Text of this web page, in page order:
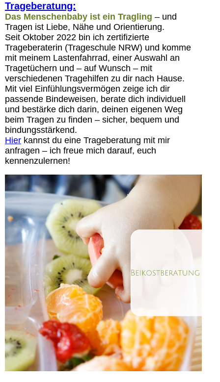
Trageberatung:
Das Menschenbaby ist ein Tragling – und
Tragen ist Liebe, Nähe und Orientierung.
Seit Oktober 2022 bin ich zertifizierte
Trageberaterin (Trageschule NRW) und komme
mit meinem Lastenfahrrad, einer Auswahl an
Tragetüchern und – auf Wunsch – mit
verschiedenen Tragehilfen zu dir nach Hause.
Mit viel Einfühlungsvermögen zeige ich dir
passende Bindeweisen, berate dich individuell
und bestärke dich darin, deinen eigenen Weg
beim Tragen zu finden – sicher, bequem und
bindungsstärkend.
Hier kannst du eine Trageberatung mit mir
anfragen – ich freue mich darauf, euch
kennenzulernen!